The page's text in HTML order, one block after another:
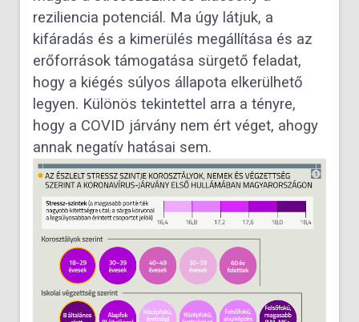
reziliencia potenciál. Ma úgy látjuk, a
kifáradás és a kimerülés megállítása és az
erőforrások támogatása sürgető feladat,
hogy a kiégés súlyos állapota elkerülhető
legyen. Különös tekintettel arra a tényre,
hogy a COVID járvány nem ért véget, ahogy
annak negatív hatásai sem.